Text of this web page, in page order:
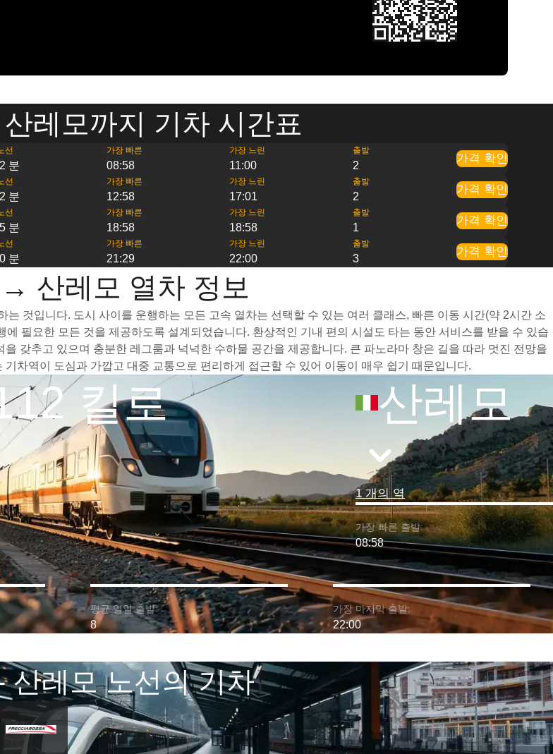
레모까지 기차 시간표
선
분
가장 빠른
08:58
가장 느린
11:00
출발
2
가격 확인
선
분
가장 빠른
12:58
가장 느린
17:01
출발
2
가격 확인
선
분
가장 빠른
18:58
가장 느린
18:58
출발
1
가격 확인
선
분
가장 빠른
21:29
가장 느린
22:00
출발
3
가격 확인
산레모 열차 정보
것입니다. 도시 사이를 운행하는 모든 고속 열차는 선택할 수 있는 여러 클래스, 빠른 이동 시간(약 2시간 소
필요한 모든 것을 제공하도록 설계되었습니다. 환상적인 기내 편의 시설도 타는 동안 서비스를 받을 수 있습
갖추고 있으며 충분한 레그룸과 넉넉한 수하물 공간을 제공합니다. 큰 파노라마 창은 길을 따라 멋진 전망을
차역이 도심과 가깝고 대중 교통으로 편리하게 접근할 수 있어 이동이 매우 쉽기 때문입니다.
킬로 산레모
1 개의 역
가장 빠른 출발:
08:58
평균 일일 출발:
8
가장 마지막 출발:
22:00
산레모 노선의 기차